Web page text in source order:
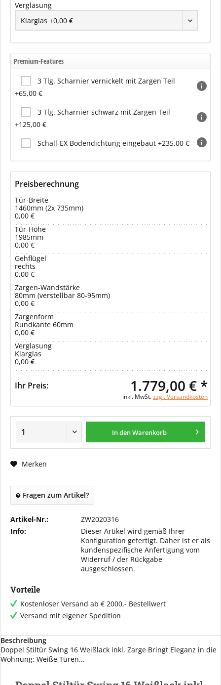
Verglasung
Premium-Features
3 Tlg. Scharnier vernickelt mit Zargen Teil
+65,00 €
3 Tlg. Scharnier schwarz mit Zargen Teil
+125,00 €
Schall-EX Bodendichtung eingebaut +235,00 €
Preisberechnung
Tür-Breite
1460mm (2x 735mm)
0,00 €
Tür-Höhe
1985mm
0,00 €
Gehflügel
rechts
0,00 €
Zargen-Wandstärke
80mm (verstellbar 80-95mm)
0,00 €
Zargenform
Rundkante 60mm
0,00 €
Verglasung
Klarglas
0,00 €
Ihr Preis: 1.779,00 € *
inkl. MwSt.zzgl. Versandkosten
In den Warenkorb
Merken
Fragen zum Artikel?
Artikel-Nr.:
ZW2020316
Info:
Dieser Artikel wird gemäß Ihrer
Konfiguration gefertigt. Daher ist er als
kundenspezifische Anfertigung vom
Widerruf / der Rückgabe
ausgeschlossen.
Vorteile
Kostenloser Versand ab € 2000,- Bestellwert
Versand mit eigener Spedition
Beschreibung
Doppel Stiltür Swing 16 Weißlack inkl. Zarge Bringt Eleganz in die
Wohnung: Weiße Türen...